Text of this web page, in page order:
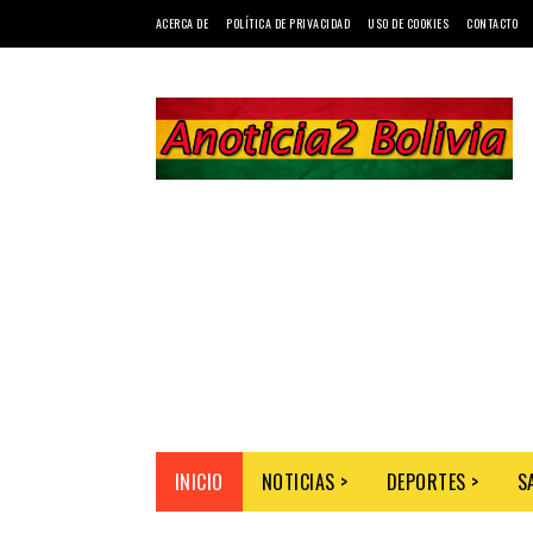
ACERCA DE POLÍTICA DE PRIVACIDAD USO DE COOKIES CONTACTO
INICIO NOTICIAS > DEPORTES >